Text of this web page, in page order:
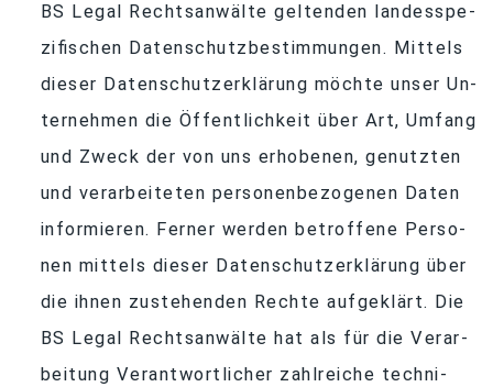
BS Le­gal Rechts­an­wälte gel­ten­den lan­des­spe­
zi­fi­schen Da­ten­schutz­be­stim­mun­gen. Mit­tels
die­ser Da­ten­schutz­er­klä­rung möchte un­ser Un­
ter­neh­men die Öf­fent­lich­keit über Art, Um­fang
und Zweck der von uns er­ho­be­nen, ge­nutz­ten
und ver­ar­bei­te­ten per­so­nen­be­zo­ge­nen Da­ten
in­for­mie­ren. Fer­ner wer­den be­trof­fene Per­so­
nen mit­tels die­ser Da­ten­schutz­er­klä­rung über
die ih­nen zu­ste­hen­den Rechte auf­ge­klärt. Die
BS Le­gal Rechts­an­wälte hat als für die Ver­ar­
bei­tung Ver­ant­wort­li­cher zahl­rei­che tech­ni­